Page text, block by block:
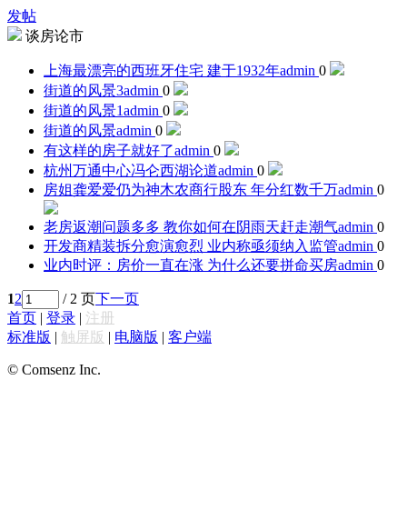
发帖
谈房论市
上海最漂亮的西班牙住宅 建于1932年admin 0
街道的风景3admin 0
街道的风景1admin 0
街道的风景admin 0
有这样的房子就好了admin 0
杭州万通中心冯仑西湖论道admin 0
房姐龚爱爱仍为神木农商行股东 年分红数千万admin 0
老房返潮问题多多 教你如何在阴雨天赶走潮气admin 0
开发商精装拆分愈演愈烈 业内称亟须纳入监管admin 0
业内时评：房价一直在涨 为什么还要拼命买房admin 0
12 / 2 页下一页
首页 | 登录 | 注册
标准版 | 触屏版 | 电脑版 | 客户端
© Comsenz Inc.